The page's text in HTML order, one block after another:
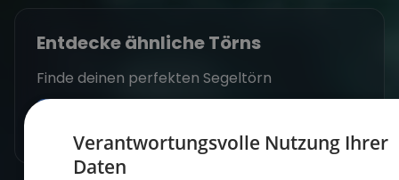
Entdecke ähnliche Törns
Finde deinen perfekten Segeltörn
Verantwortungsvolle Nutzung Ihrer
Daten